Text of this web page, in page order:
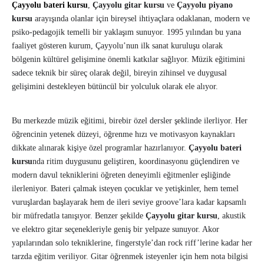
Çayyolu bateri kursu, Çayyolu gitar kursu ve Çayyolu piyano
kursu arayışında olanlar için bireysel ihtiyaçlara odaklanan, modern ve
psiko-pedagojik temelli bir yaklaşım sunuyor. 1995 yılından bu yana
faaliyet gösteren kurum, Çayyolu’nun ilk sanat kuruluşu olarak
bölgenin kültürel gelişimine önemli katkılar sağlıyor. Müzik eğitimini
sadece teknik bir süreç olarak değil, bireyin zihinsel ve duygusal
gelişimini destekleyen bütüncül bir yolculuk olarak ele alıyor.
Bu merkezde müzik eğitimi, birebir özel dersler şeklinde ilerliyor. Her
öğrencinin yetenek düzeyi, öğrenme hızı ve motivasyon kaynakları
dikkate alınarak kişiye özel programlar hazırlanıyor. Çayyolu bateri
kursunda ritim duygusunu geliştiren, koordinasyonu güçlendiren ve
modern davul tekniklerini öğreten deneyimli eğitmenler eşliğinde
ilerleniyor. Bateri çalmak isteyen çocuklar ve yetişkinler, hem temel
vuruşlardan başlayarak hem de ileri seviye groove’lara kadar kapsamlı
bir müfredatla tanışıyor. Benzer şekilde Çayyolu gitar kursu, akustik
ve elektro gitar seçenekleriyle geniş bir yelpaze sunuyor. Akor
yapılarından solo tekniklerine, fingerstyle’dan rock riff’lerine kadar her
tarzda eğitim veriliyor. Gitar öğrenmek isteyenler için hem nota bilgisi